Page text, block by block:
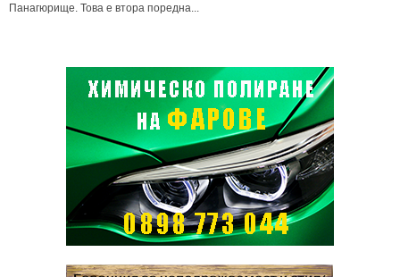
Панагюрище. Това е втора поредна...